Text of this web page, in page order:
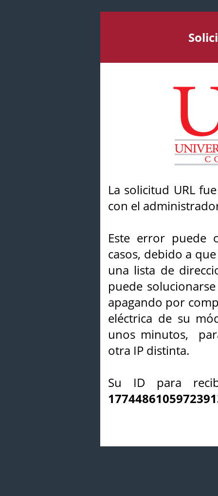
La solicitud URL
con el
Este error puede
casos, debido a
una lista de
puede
apagando por
eléctrica de su
unos minutos,
otra IP distinta.
Su ID para